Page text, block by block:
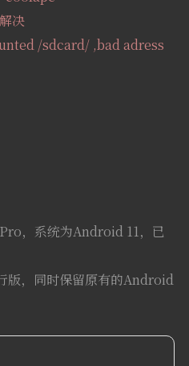
决
/sdcard/ ,bad adress
，系统为Android 11，已
版，同时保留原有的Android